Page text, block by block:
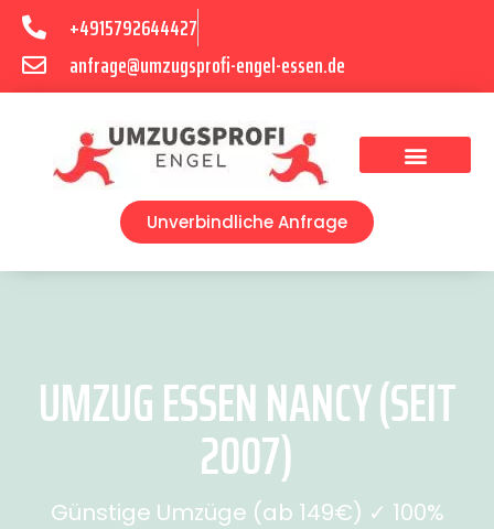
+4915792644427
anfrage@umzugsprofi-engel-essen.de
Unverbindliche Anfrage
UMZUG ESSEN NANCY (SEIT
2007)
Günstige Umzüge (ab 149€) ✓ 100%